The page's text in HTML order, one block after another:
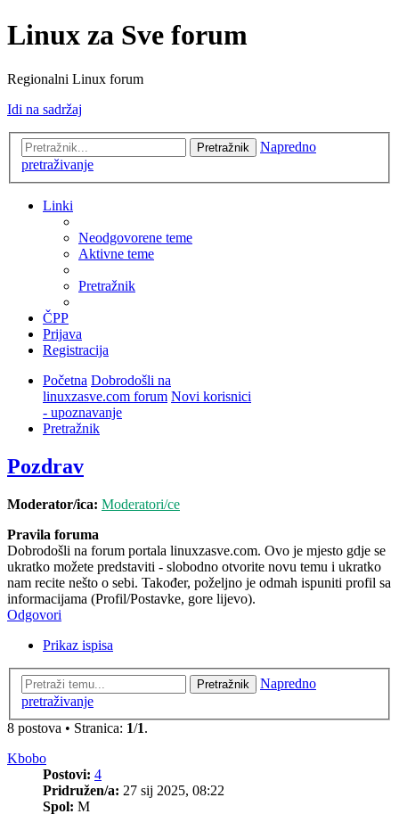
Linux za Sve forum
Regionalni Linux forum
Idi na sadržaj
Pretražnik
Napredno
pretraživanje
Linki
Neodgovorene teme
Aktivne teme
Pretražnik
ČPP
Prijava
Registracija
Početna Dobrodošli na
linuxzasve.com forum Novi korisnici
- upoznavanje
Pretražnik
Pozdrav
Moderator/ica: Moderatori/ce
Pravila foruma
Dobrodošli na forum portala linuxzasve.com. Ovo je mjesto gdje se
ukratko možete predstaviti - slobodno otvorite novu temu i ukratko
nam recite nešto o sebi. Također, poželjno je odmah ispuniti profil sa
informacijama (Profil/Postavke, gore lijevo).
Odgovori
Prikaz ispisa
Pretražnik
Napredno
pretraživanje
8 postova • Stranica: 1/1.
Kbobo
Postovi: 4
Pridružen/a: 27 sij 2025, 08:22
Spol: M